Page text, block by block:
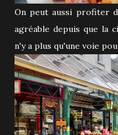
On peut aussi profiter
agréable depuis que la
n'y a plus qu'une voie